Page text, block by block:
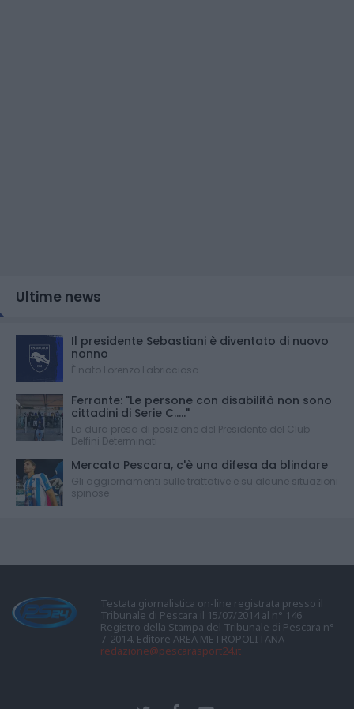
Ultime news
Il presidente Sebastiani è diventato di nuovo
nonno
È nato Lorenzo Labricciosa
Ferrante: "Le persone con disabilità non sono
cittadini di Serie C....."
La dura presa di posizione del Presidente del Club
Delfini Determinati
Mercato Pescara, c'è una difesa da blindare
Gli aggiornamenti sulle trattative e su alcune situazioni
spinose
Testata giornalistica on-line registrata presso il
Tribunale di Pescara il 15/07/2014 al n° 146
Registro della Stampa del Tribunale di Pescara n°
7-2014. Editore AREA METROPOLITANA
redazione@pescarasport24.it